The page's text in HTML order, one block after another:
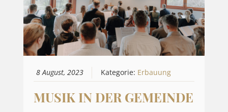
8 August, 2023 Kategorie: Erbauung
MUSIK IN DER GEMEINDE